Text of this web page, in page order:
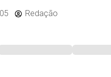
Redação